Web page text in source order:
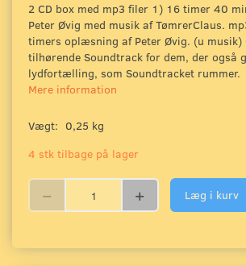
2 CD box med mp3 filer 1) 16 timer 40
Peter Øvig med musik af TømrerClaus.
timers oplæsning af Peter Øvig. (u musik)
tilhørende Soundtrack for dem, der også
lydfortælling, som Soundtracket rummer.
Mere information
Vægt: 0,25 kg
4 stk tilbage på lager
Læg i kurv